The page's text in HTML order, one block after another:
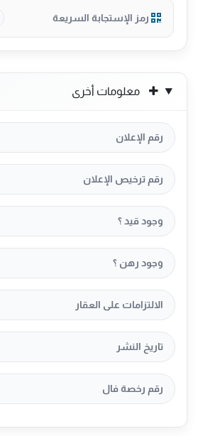
رمز الإستجابة السريعة
معلومات أخرى
رقم الإعلان
رقم ترخيص الإعلان
وجود قيد ؟
وجود رهن ؟
الالتزامات على العقار
تاريخ النشر
رقم رخصة فال